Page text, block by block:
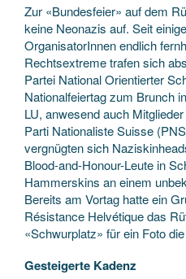
Zur «Bundesfeier» auf dem
keine Neonazis auf. Seit
OrganisatorInnen endlich
Rechtsextreme trafen sich
Partei National Orientierter
Nationalfeiertag zum Brunch
LU, anwesend auch
Parti Nationaliste Suisse
vergnügten sich
Blood-and-Honour-Leute in
Hammerskins an einem
Bereits am Vortag hatte ein
Résistance Helvétique das
«Schwurplatz» für ein Foto
Gesteigerte Kadenz